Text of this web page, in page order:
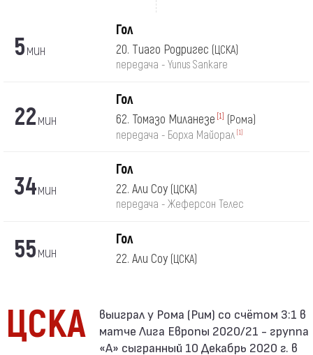
5мин
Гол
20. Тиаго Родригес (ЦСКА)
передача - Yunus Sankare
22мин
Гол
62. Томазо Миланезе [1]
(Рома)
передача - Борха Майорал [1]
34мин
Гол
22. Али Соу (ЦСКА)
передача - Жеферсон Телес
55мин
Гол
22. Али Соу (ЦСКА)
ЦСКА
матче Лига Европы 2020/21 - группа
«A» сыгранный 10 Декабрь 2020 г. в